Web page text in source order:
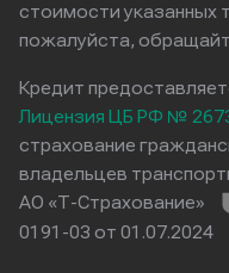
стоимости указанных
пожалуйста,
Кредит
Лицензия ЦБ РФ №
страхование
владельцев
АО «Т-Страхование»
0191-03 от 01.07.2024